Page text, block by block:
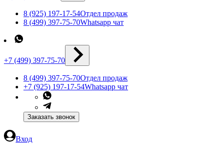
8 (925) 197-17-54Отдел продаж
8 (499) 397-75-70Whatsapp чат
+7 (499) 397-75-70
8 (499) 397-75-70Отдел продаж
+7 (925) 197-17-54Whatsapp чат
Заказать звонок
Вход